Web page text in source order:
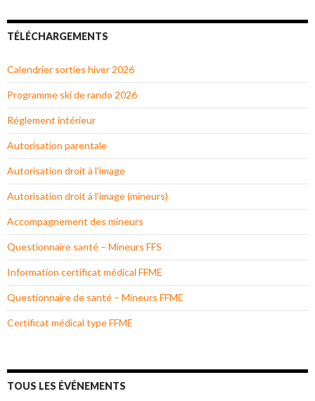
TÉLÉCHARGEMENTS
Calendrier sorties hiver 2026
Programme ski de rando 2026
Réglement intérieur
Autorisation parentale
Autorisation droit à l’image
Autorisation droit à l’image (mineurs)
Accompagnement des mineurs
Questionnaire santé – Mineurs FFS
Information certificat médical FFME
Questionnaire de santé – Mineurs FFME
Certificat médical type FFME
TOUS LES ÉVÉNEMENTS